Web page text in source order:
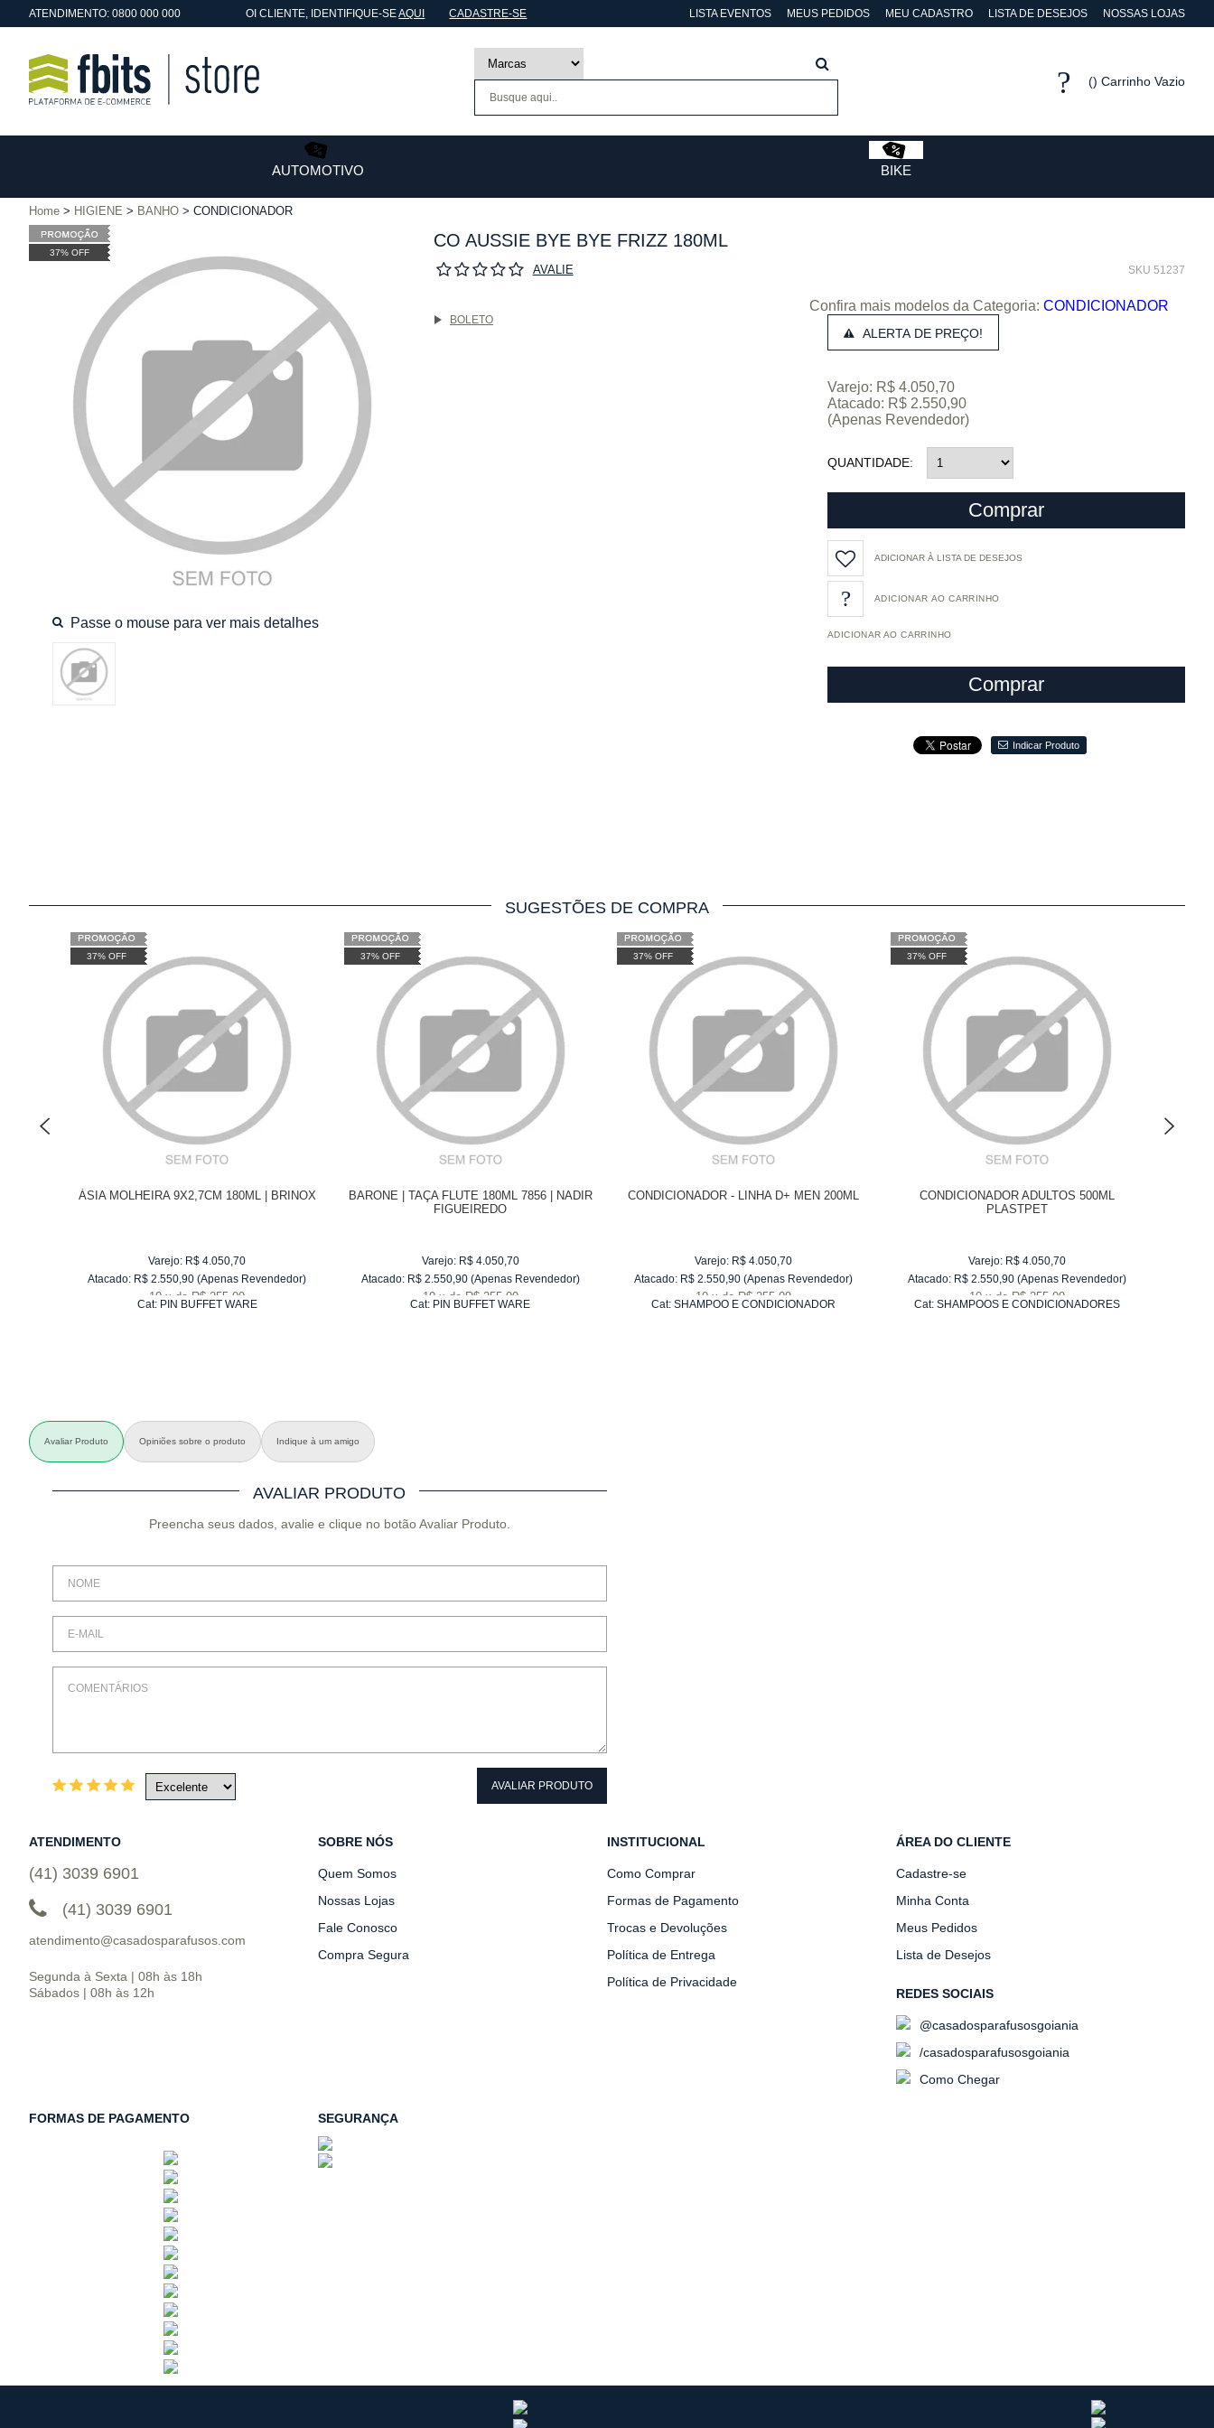
ATENDIMENTO: 0800 000 000 OICLIENTE, IDENTIFIQUE-SEAQUI CADASTRE-SE LISTA EVENTOS MEUS PEDIDOS MEU CADASTRO LISTA DE DESEJOS NOSSAS LOJAS
Carrinho Vazio
AUTOMOTIVO BIKE
Home HIGIENE BANHO CONDICIONADOR
37% OFF
CO AUSSIE BYE BYE FRIZZ 180ML
SKU 51237
AVALIE
BOLETO
Confira mais modelos da Categoria: CONDICIONADOR
ALERTA DE PREÇO!
Varejo: R$ 4.050,70
Atacado: R$ 2.550,90
(Apenas Revendedor)
QUANTIDADE
Comprar
ADICIONAR À LISTA DE DESEJOS
ADICIONAR AO CARRINHO
Comprar
Indicar Produto
SUGESTÕES DE COMPRA
37% OFF
ÁSIA MOLHEIRA 9X2,7CM 180ML | BRINOX
Varejo: R$ 4.050,70
Atacado: R$ 2.550,90 (Apenas Revendedor)
10 x de R$ 255,09
Cat: PIN BUFFET WARE
37% OFF
BARONE | TAÇA FLUTE 180ML 7856 | NADIR
FIGUEIREDO
Varejo: R$ 4.050,70
Atacado: R$ 2.550,90 (Apenas Revendedor)
10 x de R$ 255,09
Cat: PIN BUFFET WARE
37% OFF
CONDICIONADOR - LINHA D+ MEN 200ML
Varejo: R$ 4.050,70
Atacado: R$ 2.550,90 (Apenas Revendedor)
10 x de R$ 255,09
Cat:SHAMPOO E CONDICIONADOR
37% OFF
CONDICIONADOR ADULTOS 500ML
PLASTPET
Varejo: R$ 4.050,70
Atacado: R$ 2.550,90 (Apenas Revendedor)
10 x de R$ 255,09
Cat: SHAMPOOS E CONDICIONADORES
Avaliar Produto Opiniões sobre o produto Indique à um amigo
AVALIAR PRODUTO
Preencha seus dados, avalie e clique no botão Avaliar Produto.
AVALIAR PRODUTO
ATENDIMENTO
(41) 3039 6901
(41) 3039 6901
atendimento@casadosparafusos.com
Segunda à Sexta | 08h às 18h
Sábados | 08h às 12h
SOBRE NÓS
Quem Somos
Nossas Lojas
Fale Conosco
Compra Segura
INSTITUCIONAL
Como Comprar
Formas de Pagamento
Trocas e Devoluções
Política de Entrega
Política de Privacidade
ÁREA DO CLIENTE
Cadastre-se
Minha Conta
Meus Pedidos
Lista de Desejos
REDES SOCIAIS
@casadosparafusosgoiania
/casadosparafusosgoiania
Como Chegar
FORMAS DE PAGAMENTO SEGURANÇA